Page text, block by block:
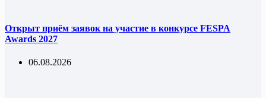
Открыт приём заявок на участие в конкурсе FESPA
Awards 2027
06.08.2026